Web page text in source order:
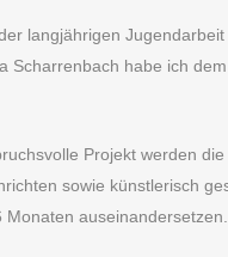
langjährigen
Scharrenbach habe ich
Projekt werden
sowie künstlerisch
Monaten auseinandersetzen.